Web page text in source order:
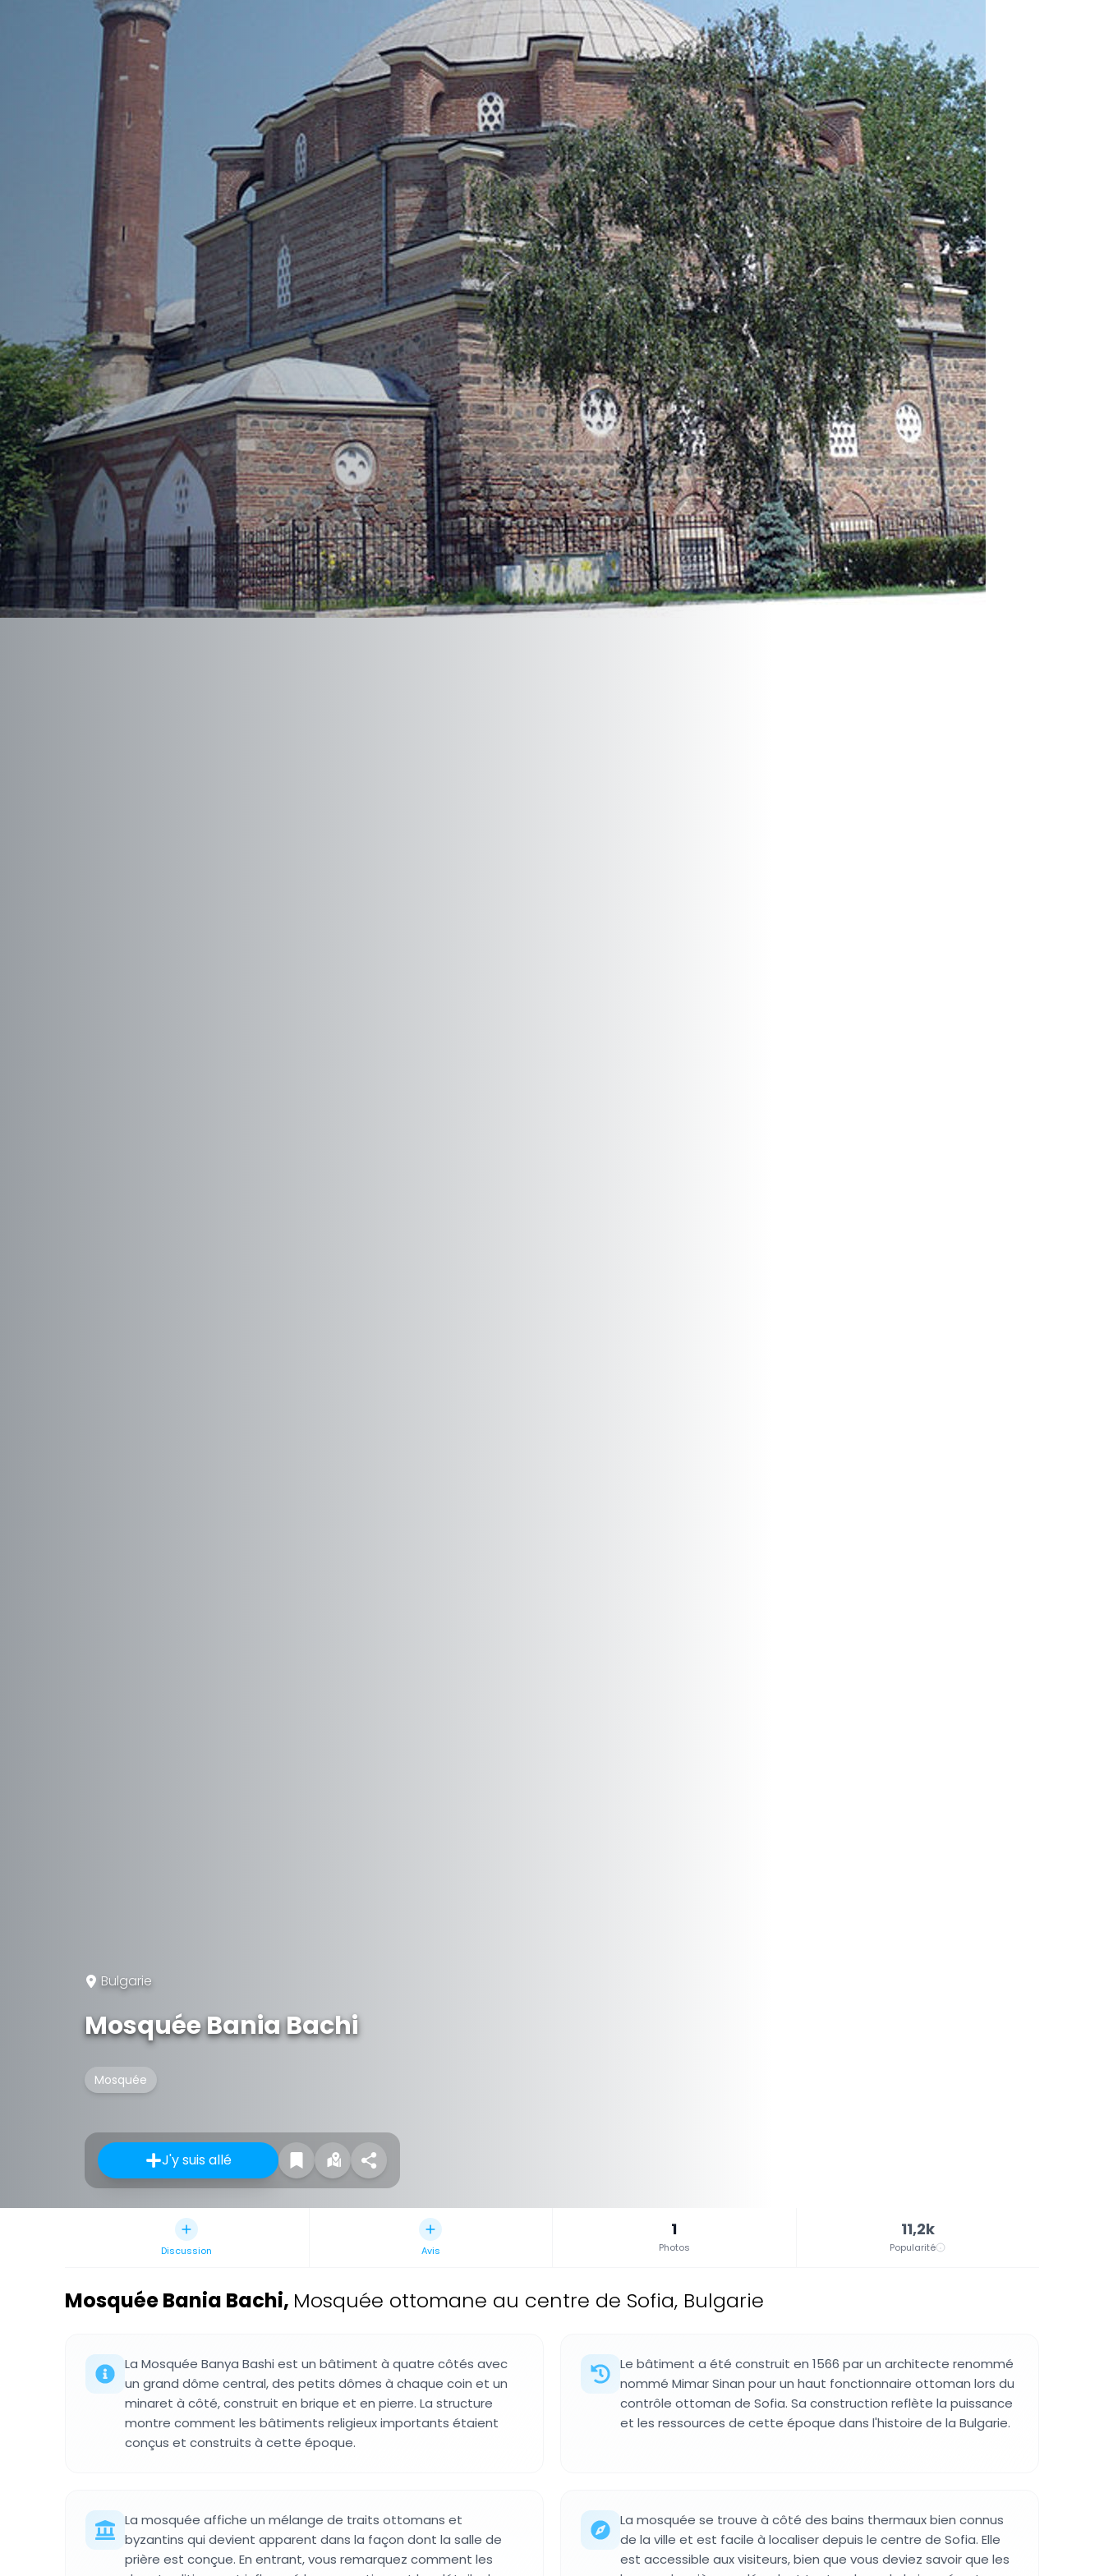
Bulgarie
Mosquée Bania Bachi
Mosquée
J'y suis allé
Discussion Avis
1
Photos
11,2k
Popularité
Mosquée Bania Bachi, Mosquée ottomane au centre de Sofia, Bulgarie
La Mosquée Banya Bashi est un bâtiment à quatre côtés avec
un grand dôme central, des petits dômes à chaque coin et un
minaret à côté, construit en brique et en pierre. La structure
montre comment les bâtiments religieux importants étaient
conçus et construits à cette époque.
Le bâtiment a été construit en 1566 par un architecte renommé
nommé Mimar Sinan pour un haut fonctionnaire ottoman lors du
contrôle ottoman de Sofia. Sa construction reflète la puissance
et les ressources de cette époque dans l'histoire de la Bulgarie.
La mosquée affiche un mélange de traits ottomans et
byzantins qui devient apparent dans la façon dont la salle de
prière est conçue. En entrant, vous remarquez comment les
La mosquée se trouve à côté des bains thermaux bien connus
de la ville et est facile à localiser depuis le centre de Sofia. Elle
est accessible aux visiteurs, bien que vous deviez savoir que les